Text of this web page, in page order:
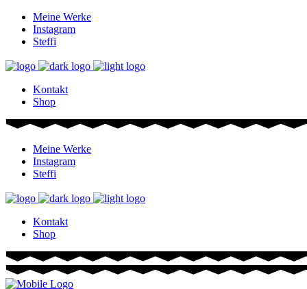
Meine Werke
Instagram
Steffi
Kontakt
Shop
Meine Werke
Instagram
Steffi
Kontakt
Shop